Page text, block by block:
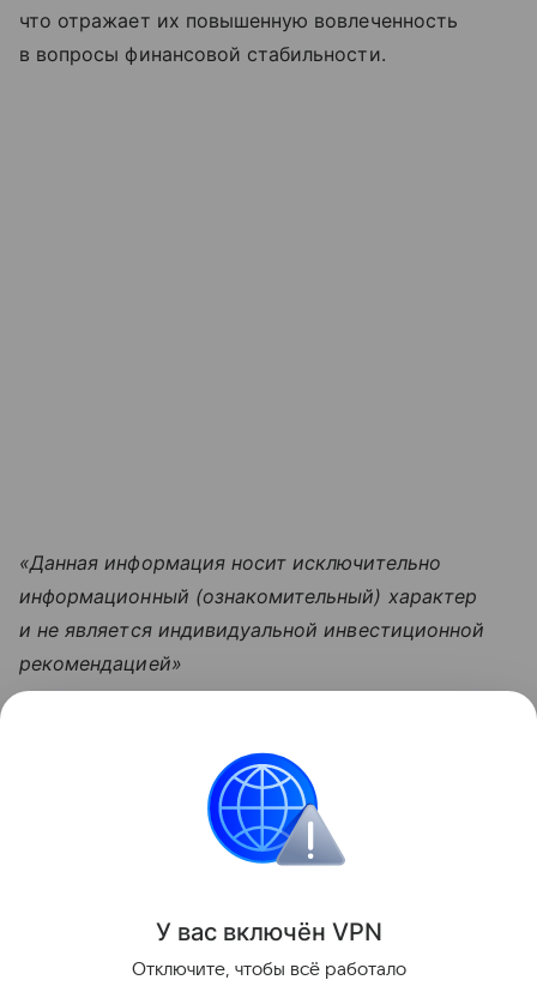
что отражает их повышенную вовлеченность
в вопросы финансовой стабильности.
«Данная информация носит исключительно
информационный (ознакомительный) характер
и не является индивидуальной инвестиционной
рекомендацией»
Доход: 5 основных видов
Рассказываем, что такое доход, какие бывают виды
и источники поступлений, а также какие активы
нельзя отнести к доходам.
У вас включён VPN
Отключите, чтобы всё работало